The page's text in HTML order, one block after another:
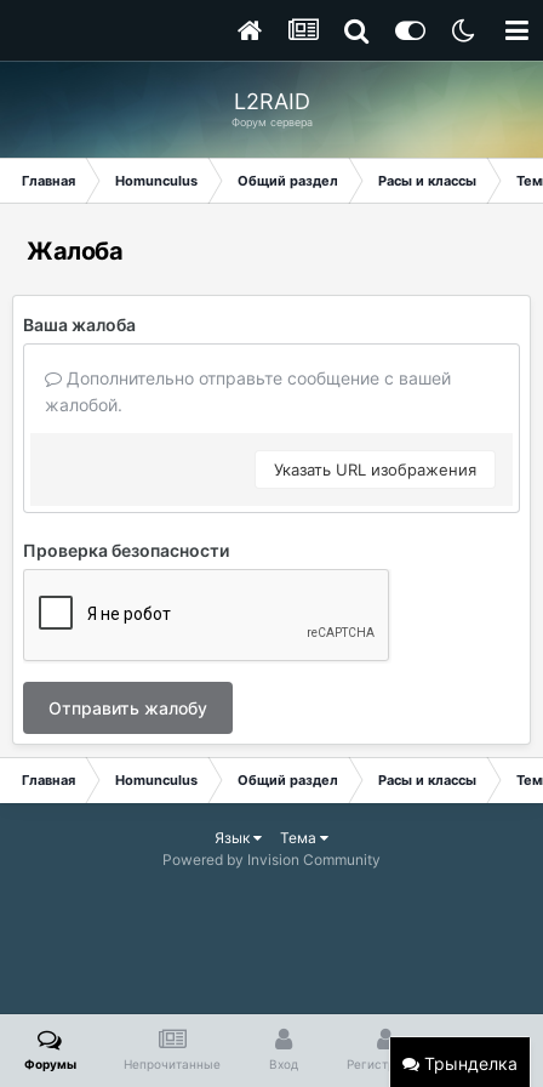
L2RAID
Форум сервера
Главная Homunculus Общий раздел Расы и классы
Жалоба
Ваша жалоба
Дополнительно отправьте сообщение с вашей
жалобой.
Указать URL изображения
Проверка безопасности
Отправить жалобу
Главная Homunculus Общий раздел Расы и классы
Трынделка
Язык
Тема
Powered by Invision Community
Форумы Непрочитанные Вход Регистрация Больше